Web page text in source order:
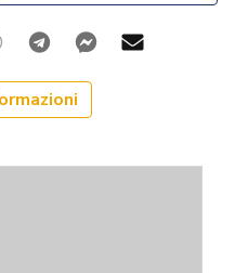
WhatsappTelegramFacebook